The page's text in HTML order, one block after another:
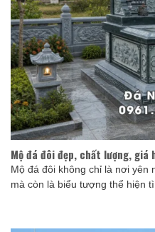
Mộ đá đôi đẹp, chất lượng, giá
Mộ đá đôi không chỉ là nơi
mà còn là biểu tượng thể hiện